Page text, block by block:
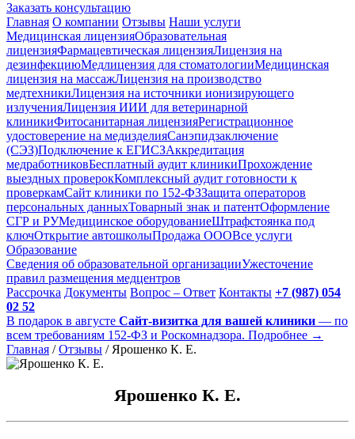
Заказать консультацию
Главная О компании Отзывы Наши услуги
Медицинская лицензияОбразовательная
лицензияФармацевтическая лицензияЛицензия на
дезинфекциюМедлицензия для стоматологииМедицинская
лицензия на массажЛицензия на производство
медтехникиЛицензия на источники ионизирующего
излученияЛицензия ИИИ для ветеринарной
клиникиФитосанитарная лицензияРегистрационное
удостоверение на медизделияСанэпидзаключение
(СЭЗ)Подключение к ЕГИСЗАккредитация
медработниковБесплатный аудит клиникиПрохождение
выездных проверокКомплексный аудит готовности к
проверкамСайт клиники по 152-ФЗЗащита операторов
персональных данныхТоварный знак и патентОформление
СГР и РУМедицинское оборудованиеШтрафстоянка под
ключОткрытие автошколыПродажа ОООВсе услуги
Образование
Сведения об образовательной организацииУжесточение
правил размещения медцентров
Рассрочка Документы Вопрос – Ответ Контакты +7 (987) 054
02 52
В подарок в августе Сайт-визитка для вашей клиники — по
всем требованиям 152-ФЗ и Роскомнадзора. Подробнее →
Главная / Отзывы / Ярошенко К. Е.
Ярошенко К. Е.